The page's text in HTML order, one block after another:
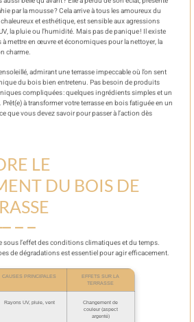
par la mousse ? Cela arrive à tous les amoureux du
et esthétique, est sensible aux agressions
la pluie ou l’humidité. Mais pas de panique ! Il existe
mettre en œuvre et économiques pour la nettoyer, la
charme.
admirant une terrasse impeccable où l’on sent
du bois bien entretenu. Pas besoin de produits
compliquées : quelques ingrédients simples et un
à transformer votre terrasse en bois fatiguée en un
que vous devez savoir pour passer à l’action dès
LE
DU BOIS DE
sous l’effet des conditions climatiques et du temps.
de dégradations est essentiel pour agir efficacement.
CAUSES PRINCIPALES
EFFETS SUR LA
TERRASSE
Rayons UV, pluie, vent
Changement de
couleur (aspect
argenté)